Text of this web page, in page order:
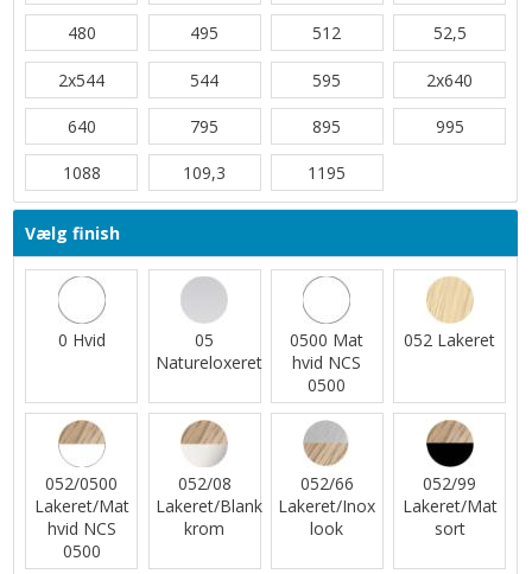
480 495 512 52,5
2x544 544 595 2x640
640 795 895 995
1088 109,3 1195
Vælg finish
0 Hvid
05
Natureloxeret
0500 Mat
hvid NCS
0500
052 Lakeret
052/0500
Lakeret/Mat
hvid NCS
0500
052/08
Lakeret/Blank
krom
052/66
Lakeret/Inox
look
052/99
Lakeret/Mat
sort